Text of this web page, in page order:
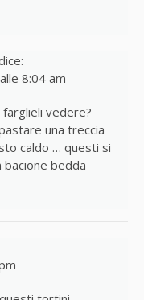
8:04 am
vedere?
una treccia
caldo … questi si
bacione bedda